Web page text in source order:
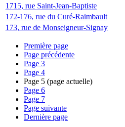
1715, rue Saint-Jean-Baptiste
172-176, rue du Curé-Raimbault
173, rue de Monseigneur-Signay
Première page
Page précédente
Page 3
Page 4
Page 5 (page actuelle)
Page 6
Page 7
Page suivante
Dernière page